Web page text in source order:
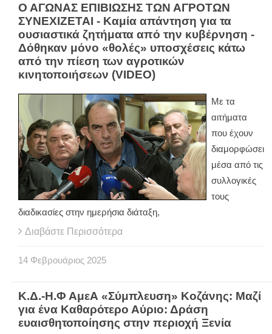
Ο ΑΓΩΝΑΣ ΕΠΙΒΙΩΣΗΣ ΤΩΝ ΑΓΡΟΤΩΝ
ΣΥΝΕΧΙΖΕΤΑΙ - Καμία απάντηση για τα
ουσιαστικά ζητήματα από την κυβέρνηση -
Δόθηκαν μόνο «θολές» υποσχέσεις κάτω
από την πίεση των αγροτικών
κινητοποιήσεων (VIDEO)
Με τα
αιτήματα
που έχουν
διαμορφώσει
μέσα από τις
συλλογικές
τους
διαδικασίες στην ημερήσια διάταξη,
Διαβάστε Περισσότερα
14 Φεβρουάριος 2025
Κ.Δ.-Η.Φ ΑμεΑ «Σύμπλευση» Κοζάνης: Μαζί
για ένα Καθαρότερο Αύριο: Δράση
ευαισθητοποίησης στην περιοχή Ξενία